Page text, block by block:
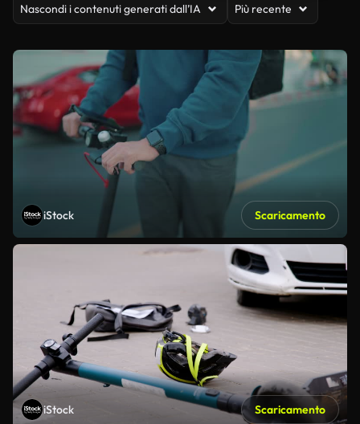
Nascondi i contenuti generati dall’IA Più recente
iStock Scaricamento
iStock Scaricamento